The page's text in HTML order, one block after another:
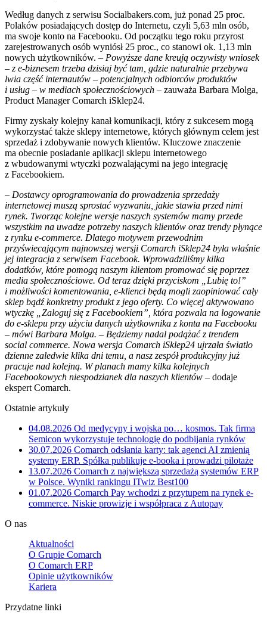
Według danych z serwisu Socialbakers.com, już ponad 25 proc.
Polaków posiadających dostęp do Internetu, czyli 5,63 mln osób,
ma swoje konto na Facebooku. Od początku tego roku przyrost
zarejestrowanych osób wyniósł 25 proc., co stanowi ok. 1,13 mln
nowych użytkowników. – Powyższe dane kreują oczywisty wniosek
– z e-biznesem trzeba dzisiaj być tam, gdzie naturalnie przebywa
lwia część internautów – potencjalnych odbiorców produktów
i usług – w mediach społecznościowych – zauważa Barbara Molga,
Product Manager Comarch iSklep24.
Firmy zyskały kolejny kanał komunikacji, który z sukcesem mogą
wykorzystać także sklepy internetowe, których głównym celem jest
sprzedaż i zdobywanie nowych klientów. Kluczowe znaczenie
ma obecnie posiadanie aplikacji sklepu internetowego
z wbudowanymi wtyczki pozwalającymi na jego integrację
z Facebookiem.
– Dostawcy oprogramowania do prowadzenia sprzedaży
internetowej muszą sprostać wyzwaniu, jakie stawia przed nimi
rynek. Tworząc kolejne wersje naszych systemów mamy przede
wszystkim na uwadze potrzeby naszych klientów oraz trendy płynące
z rynku e-commerce. Dlatego motywem przewodnim
przyświecającym najnowszej wersji Comarch iSklep24 była właśnie
jej integracja z serwisem Facebook. Wprowadziliśmy kilka
dodatków, które pomogą naszym klientom promować się poprzez
media społecznościowe. Od teraz dzięki przyciskom „Lubię to!”
i możliwości komentowania, e-klienci będą mogli zaopiniować cały
sklep bądź konkretny produkt z jego oferty. Co więcej aktywowano
wtyczkę „Zaloguj się z Facebookiem”, która pozwala na logowanie
do e-sklepu przy użyciu danych użytkownika z konta na Facebooku
– mówi Barbara Molga. – Będziemy nadal podążać z trendem
social commerce. Nowa wersja Comarch iSklep24 ujrzała światło
dzienne zaledwie klika dni temu, a nasz zespół produkcyjny już
pracuje nad kolejną. W planach mamy kilka kolejnych
Facebookowych niespodzianek dla naszych klientów – dodaje
ekspert Comarch.
Ostatnie artykuły
04.08.2026 Od medycyny i wojska po… kosmos. Tak firma
Semicon wykorzystuje technologię do podbijania rynków
30.07.2026 Comarch odsłania karty: tak agenci AI zmienią
systemy ERP. Spółka publikuje e-booka i prowadzi pilotaże
13.07.2026 Comarch z największą sprzedażą systemów ERP
w Polsce. Wyniki rankingu ITwiz Best100
01.07.2026 Comarch Pay wchodzi z przytupem na rynek e-
commerce. Niskie prowizje i współpraca z Autopay
O nas
Aktualności
O Grupie Comarch
O Comarch ERP
Opinie użytkowników
Kariera
Przydatne linki